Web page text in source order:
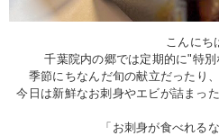
こんにち
千葉院内の郷では定期的に"特
季節にちなんだ旬の献立だったり
今日は新鮮なお刺身やエビが詰まっ
「お刺身が食べれる